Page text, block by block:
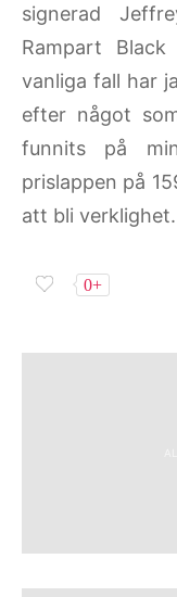
signerad
Rampart
vanliga fall har
efter något
funnits på
prislappen på
att bli verklighet.
0+